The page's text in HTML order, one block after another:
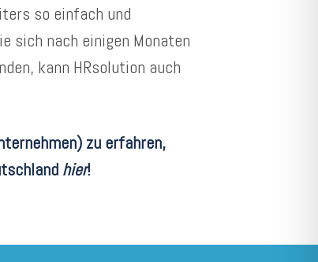
so einfach und
sich nach einigen Monaten
kann HRsolution auch
zu erfahren,
hier!